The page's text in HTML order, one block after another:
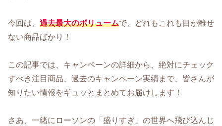
今回は、 過去最大のボリュームで、どれもこれも目が離せ
ない商品ばかり！
この記事では、キャンペーンの詳細から、絶対にチェック
すべき注目商品、過去のキャンペーン実績まで、皆さんが
知りたい情報をギュッとまとめてお届けします！
さあ、一緒にローソンの「盛りすぎ」の世界へ飛び込んじ